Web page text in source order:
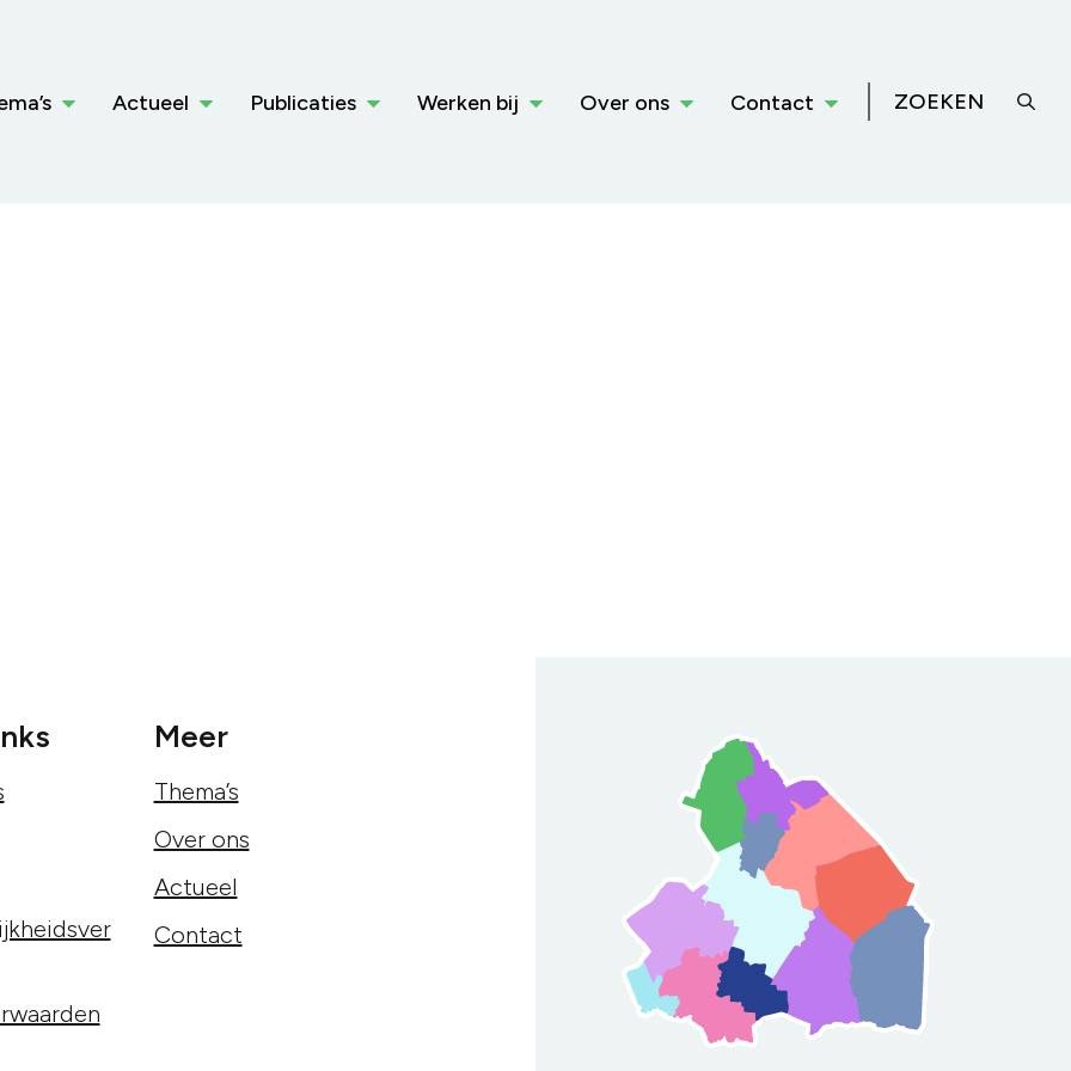
Actueel Publicaties Werken bij Over ons Contact ZOEKEN
Meer
Thema’s
Over ons
Actueel
Contact